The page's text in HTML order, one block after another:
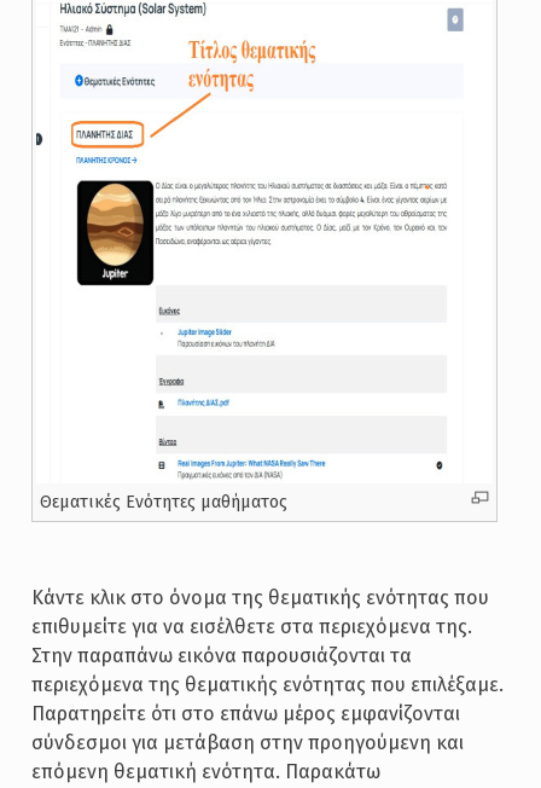
Θεματικές Ενότητες μαθήματος
Κάντε κλικ στο όνομα της θεματικής ενότητας που
επιθυμείτε για να εισέλθετε στα περιεχόμενα της.
Στην παραπάνω εικόνα παρουσιάζονται τα
περιεχόμενα της θεματικής ενότητας που επιλέξαμε.
Παρατηρείτε ότι στο επάνω μέρος εμφανίζονται
σύνδεσμοι για μετάβαση στην προηγούμενη και
επόμενη θεματική ενότητα. Παρακάτω